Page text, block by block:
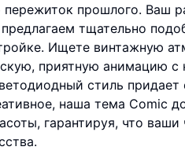
прошлого. Ваш
тщательно
Ищете винтажную
приятную
стиль
наша тема Comic
гарантируя, что